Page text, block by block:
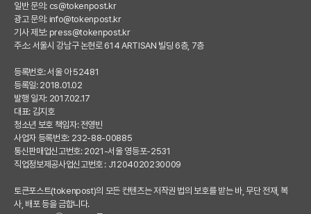
일반 문의: cs@tokenpost.kr
광고 문의: info@tokenpost.kr
기사 제보: press@tokenpost.kr
주소: 서울시 강남구 논현로 614 ARTISAN 빌딩 6층, 7층
등록번호: 서울 아 52481
등록일: 2018.01.02
발행 일자: 2017.02.17
대표: 김지호
청소년 보호 책임자: 전영빈
사업자 등록번호: 232-88-00885
통신판매업신고번호: 2021-서울 영등포-2531
직업정보제공사업신고번호 : J1204020230009
토큰포스트(tokenpost)의 모든 컨텐츠는 저작권 법의 보호를 받는 바, 무단 전재, 복
사, 배포 등을 금합니다.